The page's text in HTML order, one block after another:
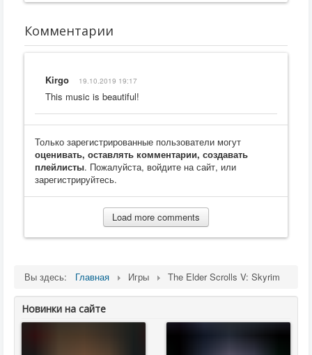
Комментарии
Kirgo 19.10.2019 19:17
This music is beautiful!
Только зарегистрированные пользователи могут
оценивать, оставлять комментарии, создавать
плейлисты. Пожалуйста, войдите на сайт, или
зарегистрируйтесь.
Load more comments
Вы здесь: Главная Игры The Elder Scrolls V: Skyrim
Новинки на сайте